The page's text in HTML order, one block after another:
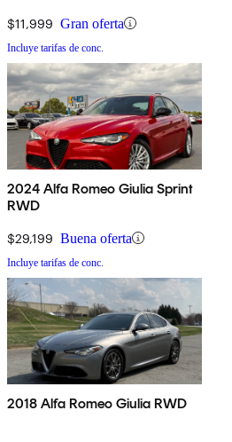
$11,999 Gran oferta
Incluye tarifas de conc.
2024 Alfa Romeo Giulia Sprint
RWD
$29,199 Buena oferta
Incluye tarifas de conc.
2018 Alfa Romeo Giulia RWD